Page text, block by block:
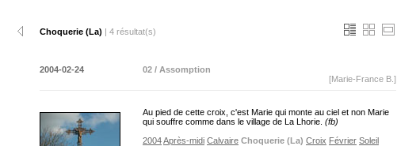
Choquerie (La) | 4 résultat(s)
2004-02-24
02 / Assomption
[Marie-France B.]
Au pied de cette croix, c'est Marie qui monte au ciel et non Marie
qui souffre comme dans le village de La Lhorie. (fb)
2004Après-midi Calvaire Choquerie (La) Croix Février Soleil